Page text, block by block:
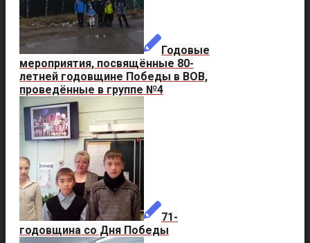
Годовые
мероприятия, посвящённые 80-
летней годовщине Победы в ВОВ,
проведённые в группе №4
71-
годовщина со Дня Победы